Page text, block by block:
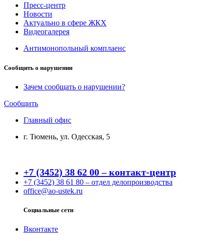
Пресс-центр
Новости
Актуально в сфере ЖКХ
Видеогалерея
Антимонопольный комплаенс
Сообщить о нарушении
Зачем сообщать о нарушении?
Сообщить
Главный офис
г. Тюмень, ул. Одесская, 5
+7 (3452) 38 62 00 – контакт-центр
+7 (3452) 38 61 80 – отдел делопроизводства
office@ao-ustek.ru
Социальные сети
Вконтакте